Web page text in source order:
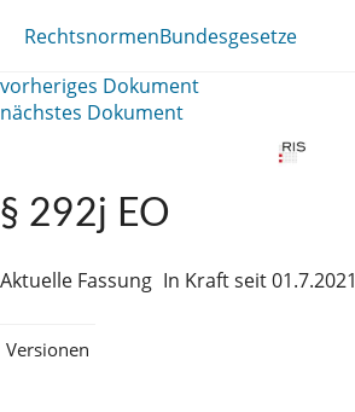
RechtsnormenBundesgesetze
vorheriges Dokument
nächstes Dokument
§ 292j EO
Aktuelle Fassung In Kraft seit 01.7.2021
Versionen